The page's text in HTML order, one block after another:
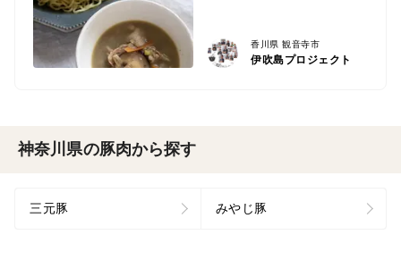
香川県 観音寺市
伊吹島プロジェクト
神奈川県の豚肉から探す
三元豚 みやじ豚